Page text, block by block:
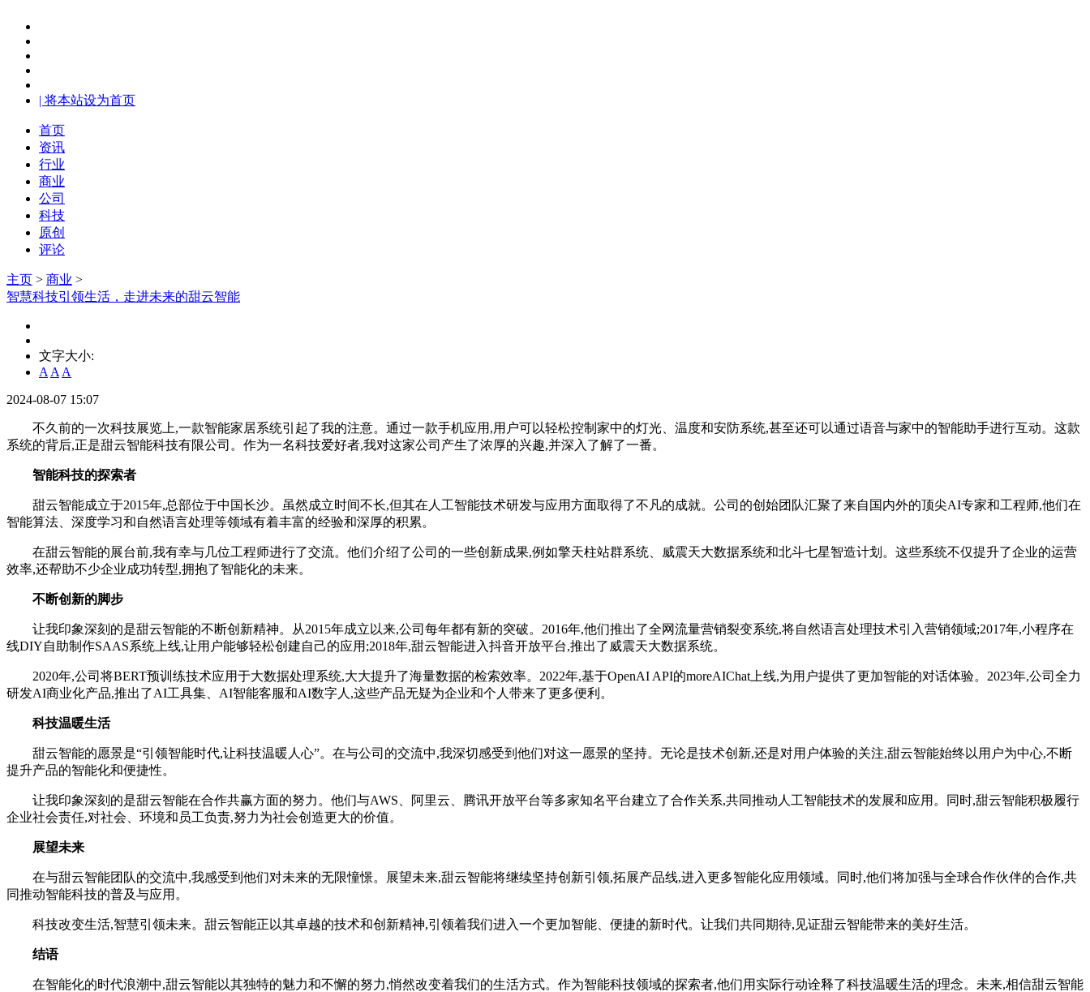
| 将本站设为首页
首页
资讯
行业
商业
公司
科技
原创
评论
主页 > 商业 >
智慧科技引领生活，走进未来的甜云智能
文字大小:
A A A
2024-08-07 15:07
不久前的一次科技展览上,一款智能家居系统引起了我的注意。通过一款手机应用,用户可以轻松控制家中的灯光、温度和安防系统,甚至还可以通过语音与家中的智能助手进行互动。这款
系统的背后,正是甜云智能科技有限公司。作为一名科技爱好者,我对这家公司产生了浓厚的兴趣,并深入了解了一番。
智能科技的探索者
甜云智能成立于2015年,总部位于中国长沙。虽然成立时间不长,但其在人工智能技术研发与应用方面取得了不凡的成就。公司的创始团队汇聚了来自国内外的顶尖AI专家和工程师,他们在
智能算法、深度学习和自然语言处理等领域有着丰富的经验和深厚的积累。
在甜云智能的展台前,我有幸与几位工程师进行了交流。他们介绍了公司的一些创新成果,例如擎天柱站群系统、威震天大数据系统和北斗七星智造计划。这些系统不仅提升了企业的运营
效率,还帮助不少企业成功转型,拥抱了智能化的未来。
不断创新的脚步
让我印象深刻的是甜云智能的不断创新精神。从2015年成立以来,公司每年都有新的突破。2016年,他们推出了全网流量营销裂变系统,将自然语言处理技术引入营销领域;2017年,小程序在
线DIY自助制作SAAS系统上线,让用户能够轻松创建自己的应用;2018年,甜云智能进入抖音开放平台,推出了威震天大数据系统。
2020年,公司将BERT预训练技术应用于大数据处理系统,大大提升了海量数据的检索效率。2022年,基于OpenAI API的moreAIChat上线,为用户提供了更加智能的对话体验。2023年,公司全力
研发AI商业化产品,推出了AI工具集、AI智能客服和AI数字人,这些产品无疑为企业和个人带来了更多便利。
科技温暖生活
甜云智能的愿景是“引领智能时代,让科技温暖人心”。在与公司的交流中,我深切感受到他们对这一愿景的坚持。无论是技术创新,还是对用户体验的关注,甜云智能始终以用户为中心,不断
提升产品的智能化和便捷性。
让我印象深刻的是甜云智能在合作共赢方面的努力。他们与AWS、阿里云、腾讯开放平台等多家知名平台建立了合作关系,共同推动人工智能技术的发展和应用。同时,甜云智能积极履行
企业社会责任,对社会、环境和员工负责,努力为社会创造更大的价值。
展望未来
在与甜云智能团队的交流中,我感受到他们对未来的无限憧憬。展望未来,甜云智能将继续坚持创新引领,拓展产品线,进入更多智能化应用领域。同时,他们将加强与全球合作伙伴的合作,共
同推动智能科技的普及与应用。
科技改变生活,智慧引领未来。甜云智能正以其卓越的技术和创新精神,引领着我们进入一个更加智能、便捷的新时代。让我们共同期待,见证甜云智能带来的美好生活。
结语
在智能化的时代浪潮中,甜云智能以其独特的魅力和不懈的努力,悄然改变着我们的生活方式。作为智能科技领域的探索者,他们用实际行动诠释了科技温暖生活的理念。未来,相信甜云智能